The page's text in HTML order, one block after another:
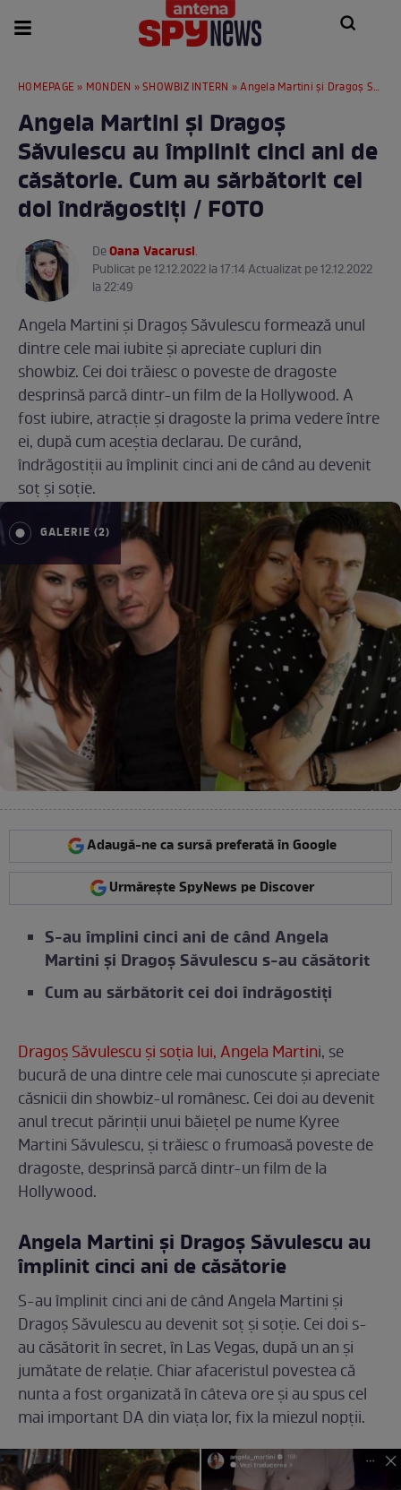
HOMEPAGE » MONDEN »SHOWBIZ INTERN » Angela Martini și Dragoș Săvulescu au împlinit cinci ani de căsătorie. Cum au sărbătorit cei doi îndrăgostiți / FOTO
Angela Martini și Dragoș
Săvulescu au împlinit cinci ani de
căsătorie. Cum au sărbătorit cei
doi îndrăgostiți / FOTO
DeOana Vacarusi.
Publicat pe 12.12.2022 la 17:14 Actualizat pe 12.12.2022
la 22:49
Angela Martini și Dragoș Săvulescu formează unul
dintre cele mai iubite și apreciate cupluri din
showbiz. Cei doi trăiesc o poveste de dragoste
desprinsă parcă dintr-un film de la Hollywood. A
fost iubire, atracţie şi dragoste la prima vedere între
ei, după cum aceștia declarau. De curând,
îndrăgostiții au împlinit cinci ani de când au devenit
soț și soție.
GALERIE (2)
Adaugă-ne ca sursă preferată în Google
Urmărește SpyNews pe Discover
S-au împlini cinci ani de când Angela
Martini și Dragoș Săvulescu s-au căsătorit
Cum au sărbătorit cei doi îndrăgostiți
Dragoș Săvulescu și soția lui, Angela Martini, se
bucură de una dintre cele mai cunoscute și apreciate
căsnicii din showbiz-ul românesc. Cei doi au devenit
anul trecut părinții unui băiețel pe nume Kyree
Martini Săvulescu, și trăiesc o frumoasă poveste de
dragoste, desprinsă parcă dintr-un film de la
Hollywood.
Angela Martini și Dragoș Săvulescu au
împlinit cinci ani de căsătorie
S-au împlinit cinci ani de când Angela Martini și
Dragoș Săvulescu au devenit soț și soție. Cei doi s-
au căsătorit în secret, în Las Vegas, după un an și
jumătate de relație. Chiar afaceristul povestea că
nunta a fost organizată în câteva ore și au spus cel
mai important DA din viața lor, fix la miezul nopţii.